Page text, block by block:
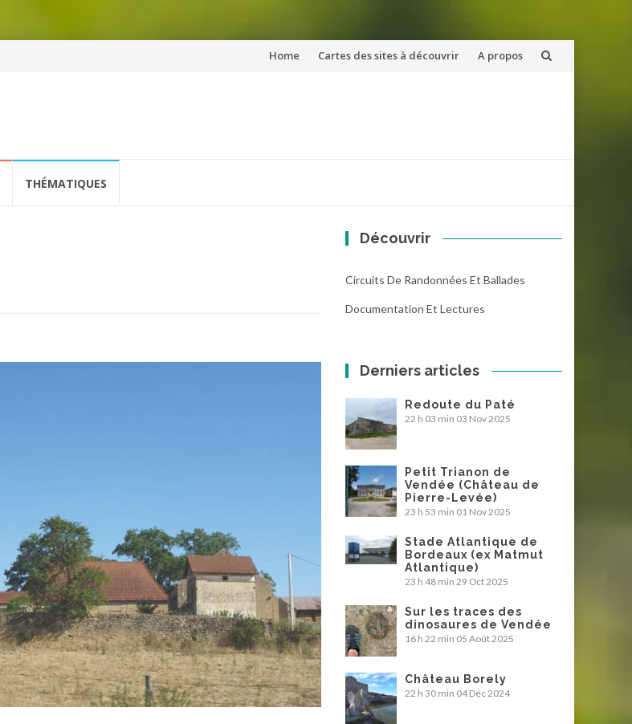
Aller
Home Cartes des sites à découvrir A propos
THÉMATIQUES
Découvrir
Circuits De Randonnées Et Ballades
Documentation Et Lectures
Derniers articles
Redoute du Paté
22 h 03 min 03 Nov 2025
Petit Trianon de
Vendée (Château de
Pierre-Levée)
23 h 53 min 01 Nov 2025
Stade Atlantique de
Bordeaux (ex Matmut
Atlantique)
23 h 48 min 29 Oct 2025
Sur les traces des
dinosaures de Vendée
16 h 22 min 05 Août 2025
Château Borely
22 h 30 min 04 Déc 2024